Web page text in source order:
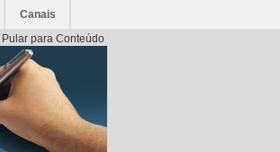
Canais
Pular para Conteúdo